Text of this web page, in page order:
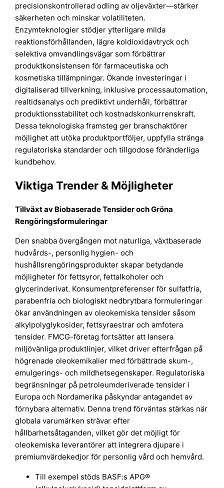
precisionskontrollerad odling av oljeväxter—stärker
säkerheten och minskar volatiliteten.
Enzymteknologier stödjer ytterligare milda
reaktionsförhållanden, lägre koldioxidavtryck och
selektiva omvandlingsvägar som förbättrar
produktkonsistensen för farmaceutiska och
kosmetiska tillämpningar. Ökande investeringar i
digitaliserad tillverkning, inklusive processautomation,
realtidsanalys och prediktivt underhåll, förbättrar
produktionsstabilitet och kostnadskonkurrenskraft.
Dessa teknologiska framsteg ger branschaktörer
möjlighet att utöka produktportföljer, uppfylla stränga
regulatoriska standarder och tillgodose föränderliga
kundbehov.
Viktiga Trender & Möjligheter
Tillväxt av Biobaserade Tensider och Gröna
Rengöringsformuleringar
Den snabba övergången mot naturliga, växtbaserade
hudvårds-, personlig hygien- och
hushållsrengöringsprodukter skapar betydande
möjligheter för fettsyror, fettalkoholer och
glycerinderivat. Konsumentpreferenser för sulfatfria,
parabenfria och biologiskt nedbrytbara formuleringar
ökar användningen av oleokemiska tensider såsom
alkylpolyglykosider, fettsyraestrar och amfotera
tensider. FMCG-företag fortsätter att lansera
miljövänliga produktlinjer, vilket driver efterfrågan på
högrenade oleokemikalier med förbättrade skum-,
emulgerings- och mildhetsegenskaper. Regulatoriska
begränsningar på petroleumderiverade tensider i
Europa och Nordamerika påskyndar antagandet av
förnybara alternativ. Denna trend förväntas stärkas när
globala varumärken strävar efter
hållbarhetsåtaganden, vilket gör det möjligt för
oleokemiska leverantörer att integrera djupare i
premiumvärdekedjor för personlig vård och hemvård.
Till exempel stöds BASF:s APG®